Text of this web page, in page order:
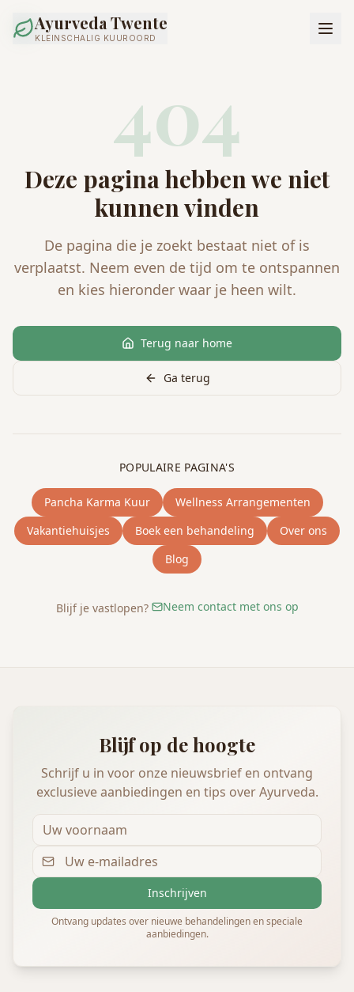
Ayurveda Twente
KLEINSCHALIG KUUROORD
404
Deze pagina hebben we niet
kunnen vinden
De pagina die je zoekt bestaat niet of is
verplaatst. Neem even de tijd om te ontspannen
en kies hieronder waar je heen wilt.
Terug naar home
Ga terug
POPULAIRE PAGINA'S
Pancha Karma Kuur
Wellness Arrangementen
Vakantiehuisjes
Boek een behandeling
Over ons
Blog
Blijf je vastlopen? Neem contact met ons op
Blijf op de hoogte
Schrijf u in voor onze nieuwsbrief en ontvang
exclusieve aanbiedingen en tips over Ayurveda.
Inschrijven
Ontvang updates over nieuwe behandelingen en speciale
aanbiedingen.